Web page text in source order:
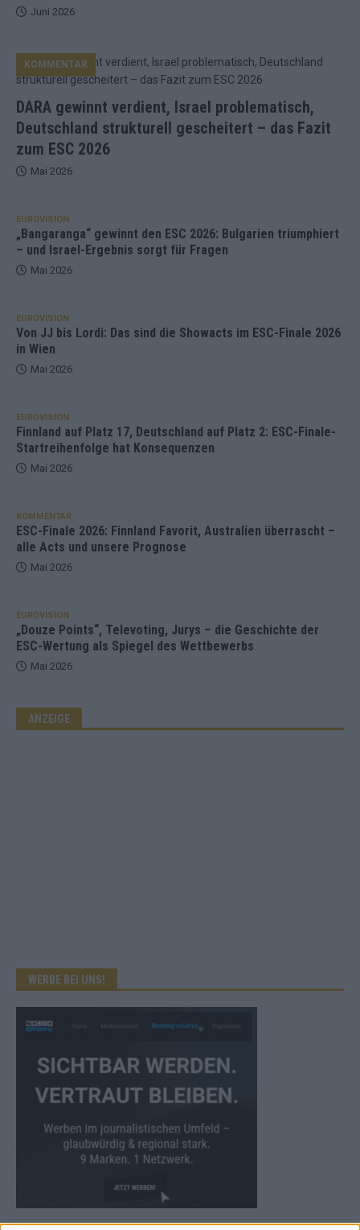
Juni 2026
DARA gewinnt verdient, Israel problematisch,
Deutschland strukturell gescheitert – das Fazit
zum ESC 2026
KOMMENTAR
Mai 2026
EUROVISION
„Bangaranga“ gewinnt den ESC 2026: Bulgarien triumphiert
– und Israel-Ergebnis sorgt für Fragen
Mai 2026
EUROVISION
Von JJ bis Lordi: Das sind die Showacts im ESC-Finale 2026
in Wien
Mai 2026
EUROVISION
Finnland auf Platz 17, Deutschland auf Platz 2: ESC-Finale-
Startreihenfolge hat Konsequenzen
Mai 2026
KOMMENTAR
ESC-Finale 2026: Finnland Favorit, Australien überrascht –
alle Acts und unsere Prognose
Mai 2026
EUROVISION
„Douze Points“, Televoting, Jurys – die Geschichte der
ESC-Wertung als Spiegel des Wettbewerbs
Mai 2026
ANZEIGE
WERBE BEI UNS!